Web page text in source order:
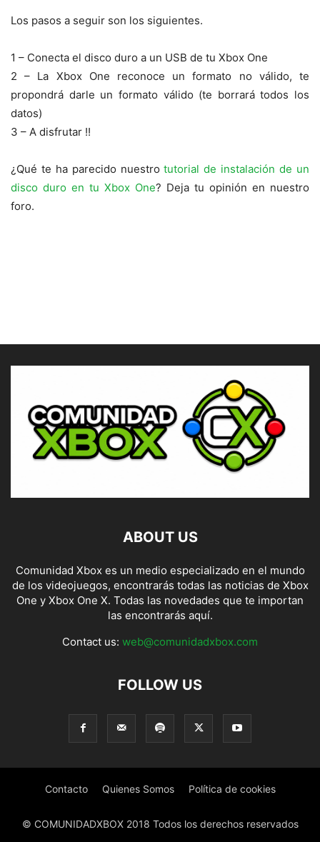
Los pasos a seguir son los siguientes.
1 – Conecta el disco duro a un USB de tu Xbox One
2 – La Xbox One reconoce un formato no válido, te
propondrá darle un formato válido (te borrará todos los
datos)
3 – A disfrutar !!
¿Qué te ha parecido nuestrotutorial de instalación de un
disco duro en tu Xbox One? Deja tu opinión en nuestro
foro.
ABOUT US
Comunidad Xbox es un medio especializado en el mundo
de los videojuegos, encontrarás todas las noticias de Xbox
One y Xbox One X. Todas las novedades que te importan
las encontrarás aquí.
Contact us: web@comunidadxbox.com
FOLLOW US
Contacto Quienes Somos Política de cookies
© COMUNIDADXBOX 2018 Todos los derechos reservados